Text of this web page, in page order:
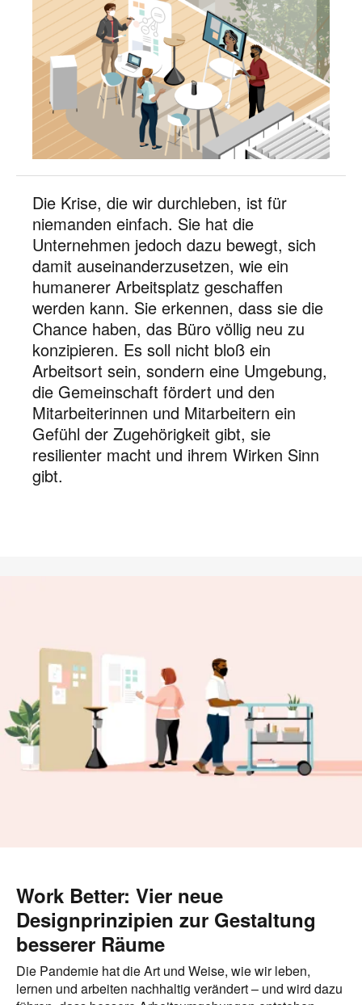
Die Krise, die wir durchleben, ist für
niemanden einfach. Sie hat die
Unternehmen jedoch dazu bewegt, sich
damit auseinanderzusetzen, wie ein
humanerer Arbeitsplatz geschaffen
werden kann. Sie erkennen, dass sie die
Chance haben, das Büro völlig neu zu
konzipieren. Es soll nicht bloß ein
Arbeitsort sein, sondern eine Umgebung,
die Gemeinschaft fördert und den
Mitarbeiterinnen und Mitarbeitern ein
Gefühl der Zugehörigkeit gibt, sie
resilienter macht und ihrem Wirken Sinn
gibt.
Work Better: Vier neue
Designprinzipien zur Gestaltung
besserer Räume
Die Pandemie hat die Art und Weise, wie wir leben,
lernen und arbeiten nachhaltig verändert – und wird dazu